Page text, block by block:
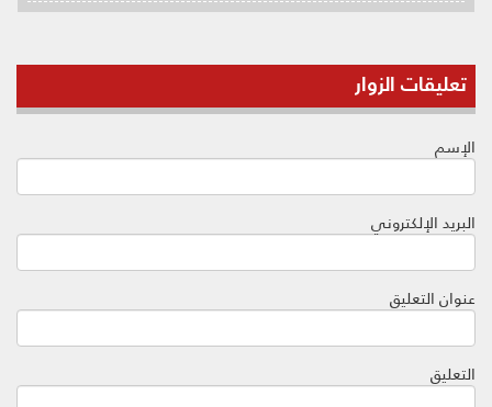
تعليقات الزوار
الإسم
البريد الإلكتروني
عنوان التعليق
التعليق